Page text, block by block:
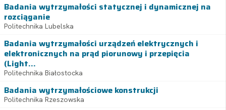
Badania wytrzymałości statycznej i dynamicznej na
rozciąganie
Politechnika Lubelska
Badania wytrzymałości urządzeń elektrycznych i
elektronicznych na prąd piorunowy i przepięcia
(Light...
Politechnika Białostocka
Badania wytrzymałościowe konstrukcji
Politechnika Rzeszowska